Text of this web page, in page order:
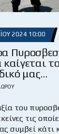
2024 10:00
μας…
του
τις
συμβεί κάτι